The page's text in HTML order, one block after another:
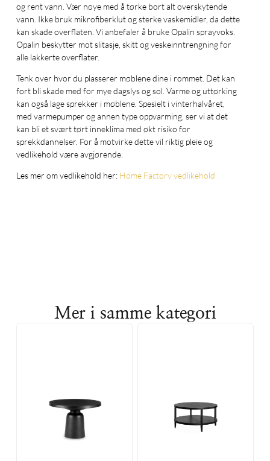
og rent vann. Vær nøye med å tørke bort alt overskytende
vann. Ikke bruk mikrofiberklut og sterke vaskemidler, da dette
kan skade overflaten. Vi anbefaler å bruke Opalin sprayvoks.
Opalin beskytter mot slitasje, skitt og veskeinntrengning for
alle lakkerte overflater.
Tenk over hvor du plasserer møblene dine i rommet. Det kan
fort bli skade med for mye dagslys og sol. Varme og uttørking
kan også lage sprekker i møblene. Spesielt i vinterhalvåret,
med varmepumper og annen type oppvarming, ser vi at det
kan bli et svært tørt inneklima med økt risiko for
sprekkdannelser. For å motvirke dette vil riktig pleie og
vedlikehold være avgjørende.
Les mer om vedlikehold her: Home Factory vedlikehold
Mer i samme kategori